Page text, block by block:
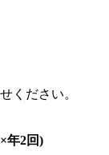
ください。
年2回)